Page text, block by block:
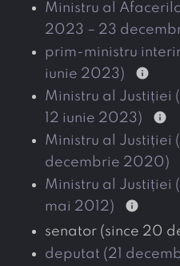
Ministru al
2023 – 23
prim-ministru
iunie 2023)
info
Ministru al Justiției
12 iunie 2023)
info
Ministru al Justiției
decembrie 2020)
Ministru al Justiției
mai 2012)
info
senator (since 20
deputat (21